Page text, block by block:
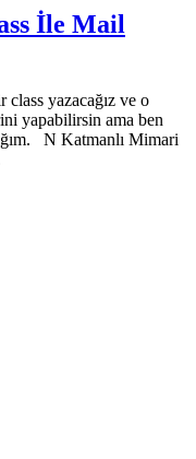
İle Mail
yazacağız ve o
yapabilirsin ama ben
N Katmanlı Mimari